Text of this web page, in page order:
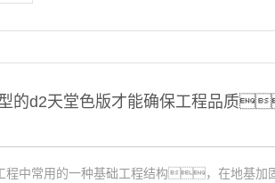
的d2天堂色版才能确保工程品质
程中常用的一种基础工程结构，在地基